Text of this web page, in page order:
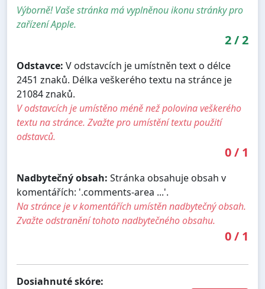
Výborně! Vaše stránka má vyplněnou ikonu stránky pro
zařízení Apple.
2/2
Odstavce: V odstavcích je umístněn text o délce
2451 znaků. Délka veškerého textu na stránce je
21084 znaků.
V odstavcích je umístěno méně než polovina veškerého
textu na stránce. Zvažte pro umístění textu použití
odstavců.
0/ 1
Nadbytečný obsah: Stránka obsahuje obsah v
komentářích: '.comments-area ...'.
Na stránce je v komentářích umístěn nadbytečný obsah.
Zvažte odstranění tohoto nadbytečného obsahu.
0/ 1
Dosiahnuté skóre: